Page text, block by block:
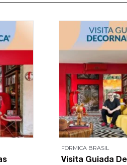
FORMICA BRASIL
Visita Guiada